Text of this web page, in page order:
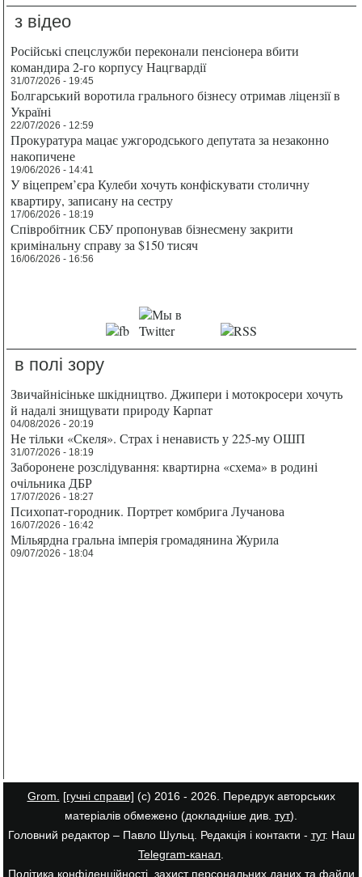
з відео
Російські спецслужби переконали пенсіонера вбити
командира 2-го корпусу Нацгвардії
31/07/2026 - 19:45
Болгарський воротила грального бізнесу отримав ліцензії в
Україні
22/07/2026 - 12:59
Прокуратура мацає ужгородського депутата за незаконно
накопичене
19/06/2026 - 14:41
У віцепрем’єра Кулеби хочуть конфіскувати столичну
квартиру, записану на сестру
17/06/2026 - 18:19
Співробітник СБУ пропонував бізнесмену закрити
кримінальну справу за $150 тисяч
16/06/2026 - 16:56
в полі зору
Звичайнісіньке шкідництво. Джипери і мотокросери хочуть
й надалі знищувати природу Карпат
04/08/2026 - 20:19
Не тільки «Скеля». Страх і ненависть у 225-му ОШП
31/07/2026 - 18:19
Заборонене розслідування: квартирна «схема» в родині
очільника ДБР
17/07/2026 - 18:27
Психопат-городник. Портрет комбрига Лучанова
16/07/2026 - 16:42
Мільярдна гральна імперія громадянина Журила
09/07/2026 - 18:04
Grom. [гучні справи] (с) 2016 - 2026. Передрук авторських
матеріалів обмежено (докладніше див. тут).
Головний редактор – Павло Шульц. Редакція і контакти - тут. Наш
Telegram-канал.
Політика конфіденційності, захист персональних даних та файли